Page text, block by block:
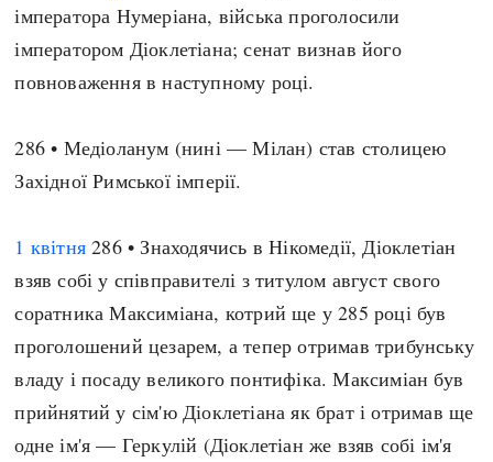
Архітектура і будівництво
Битви і війни
Катастрофи
Культура і мистецтво
Людина і суспільство
Особистості
Подорожі і відкриття
Політика
Релігія
Розваги і дозвілля
Спорт
Чудеса світу
Козацька доба
Українська революція
Україна радянська
ЗНО
Античні часи
Темні віки
Високе Середньовіччя
Пізнє Середньовіччя
Нова історія
Новітня історія
Наш час
імператора Нумеріана, війська проголосили
імператором Діоклетіана; сенат визнав його
повноваження в наступному році.
286 • Медіоланум (нині — Мілан) став столицею
Західної Римської імперії.
1 квітня 286 • Знаходячись в Нікомедії, Діоклетіан
взяв собі у співправителі з титулом август свого
соратника Максиміана, котрий ще у 285 році був
проголошений цезарем, а тепер отримав трибунську
владу і посаду великого понтифіка. Максиміан був
прийнятий у сім'ю Діоклетіана як брат і отримав ще
одне ім'я — Геркулій (Діоклетіан же взяв собі ім'я